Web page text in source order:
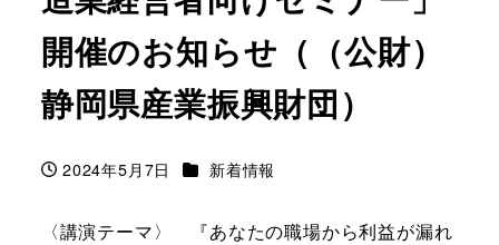
開催のお知らせ（（公財）
静岡県産業振興財団）
投稿日
2024年5月7日 カテゴリー
新着情報
〈講演テーマ〉 『あなたの職場から利益が漏れ